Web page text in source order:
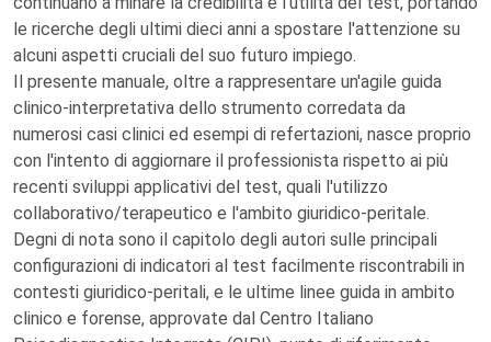
le ricerche degli ultimi dieci anni a spostare l'attenzione su
alcuni aspetti cruciali del suo futuro impiego.
Il presente manuale, oltre a rappresentare un'agile guida
clinico-interpretativa dello strumento corredata da
numerosi casi clinici ed esempi di refertazioni, nasce proprio
con l'intento di aggiornare il professionista rispetto ai più
recenti sviluppi applicativi del test, quali l'utilizzo
collaborativo/terapeutico e l'ambito giuridico-peritale.
Degni di nota sono il capitolo degli autori sulle principali
configurazioni di indicatori al test facilmente riscontrabili in
contesti giuridico-peritali, e le ultime linee guida in ambito
clinico e forense, approvate dal Centro Italiano